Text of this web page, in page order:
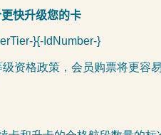
快升级您的卡
}{-IdNumber-}
资格政策，会员购票将更容